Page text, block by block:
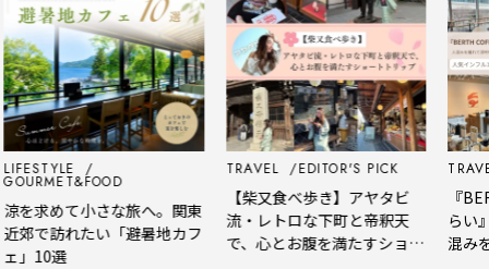
を求めて小さな旅へ。関東
郊で訪れたい「避暑地カフ
」10選
TRAVEL EDITOR'S PICK
【柴又食べ歩き】アヤタビ
流・レトロな下町と帝釈天
で、心とお腹を満たすショー
『
らい
混み